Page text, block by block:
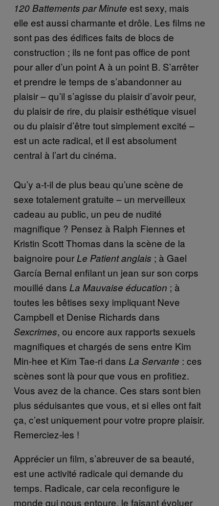
120 Battements par Minute est sexy, mais
elle est aussi charmante et drôle. Les films ne
sont pas des édifices faits de blocs de
construction ; ils ne font pas office de pont
pour aller d’un point A à un point B. S’arrêter
et prendre le temps de s’abandonner au
plaisir – qu’il s’agisse du plaisir d’avoir peur,
du plaisir de rire, du plaisir esthétique visuel
ou du plaisir d’être tout simplement excité –
est un acte radical, et il est absolument
central à l’art du cinéma.
Qu’y a-t-il de plus beau qu’une scène de
sexe totalement gratuite – un merveilleux
cadeau au public, un peu de nudité
magnifique ? Pensez à Ralph Fiennes et
Kristin Scott Thomas dans la scène de la
baignoire pour Le Patient anglais ; à Gael
García Bernal enfilant un jean sur son corps
mouillé dans La Mauvaise éducation ; à
toutes les bêtises sexy impliquant Neve
Campbell et Denise Richards dans
Sexcrimes, ou encore aux rapports sexuels
magnifiques et chargés de sens entre Kim
Min-hee et Kim Tae-ri dans La Servante : ces
scènes sont là pour que vous en profitiez.
Vous avez de la chance. Ces stars sont bien
plus séduisantes que vous, et si elles ont fait
ça, c’est uniquement pour votre propre plaisir.
Remerciez-les !
Apprécier un film, s’abreuver de sa beauté,
est une activité radicale qui demande du
temps. Radicale, car cela reconfigure le
monde qui nous entoure, le faisant évoluer